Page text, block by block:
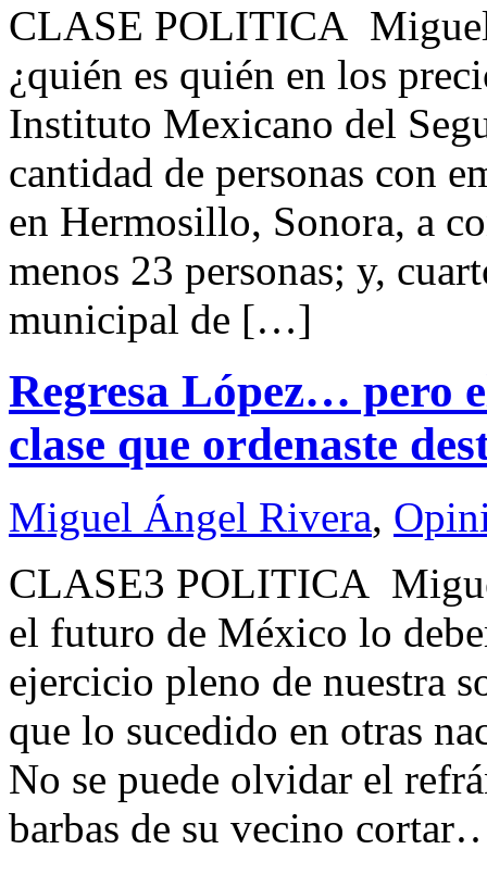
CLASE POLITICA
¿quién es quién en los
Instituto Mexicano del
cantidad de personas con
en Hermosillo, Sonora, a
menos 23 personas; y,
municipal de […]
Regresa López… pero
clase que ordenaste
Miguel Ángel Rivera,
CLASE3 POLITICA
el futuro de México lo
ejercicio pleno de nuestra
que lo sucedido en otras
No se puede olvidar el
barbas de su vecino